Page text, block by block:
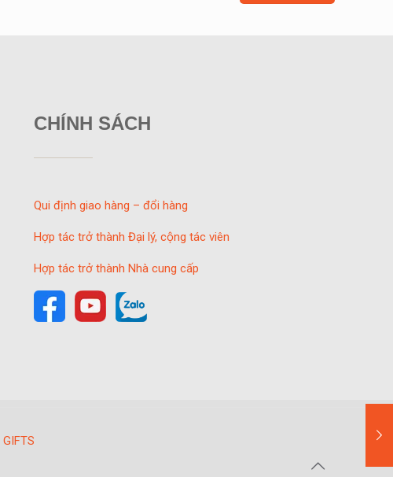
CHÍNH SÁCH
Qui định giao hàng – đổi hàng
Hợp tác trở thành Đại lý, cộng tác viên
Hợp tác trở thành Nhà cung cấp
GIFTS